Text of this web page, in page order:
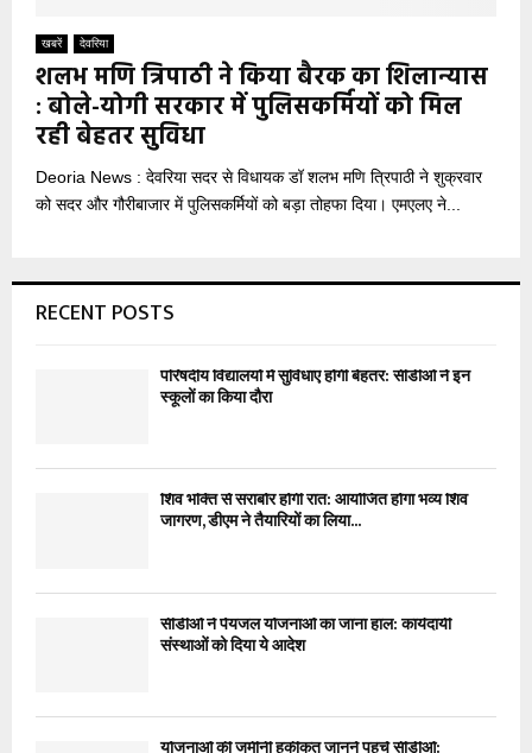
खबरें देवरिया
शलभ मणि त्रिपाठी ने किया बैरक का शिलान्यास
: बोले-योगी सरकार में पुलिसकर्मियों को मिल
रही बेहतर सुविधा
Deoria News : देवरिया सदर से विधायक डॉ शलभ मणि त्रिपाठी ने शुक्रवार
को सदर और गौरीबाजार में पुलिसकर्मियों को बड़ा तोहफा दिया। एमएलए ने...
RECENT POSTS
परिषदीय विद्यालयों में सुविधाएं होंगी बेहतर: सीडीओ ने इन
स्कूलों का किया दौरा
शिव भक्ति से सराबोर होगी रात: आयोजित होगा भव्य शिव
जागरण, डीएम ने तैयारियों का लिया...
सीडीओ ने पेयजल योजनाओं का जाना हाल: कार्यदायी
संस्थाओं को दिया ये आदेश